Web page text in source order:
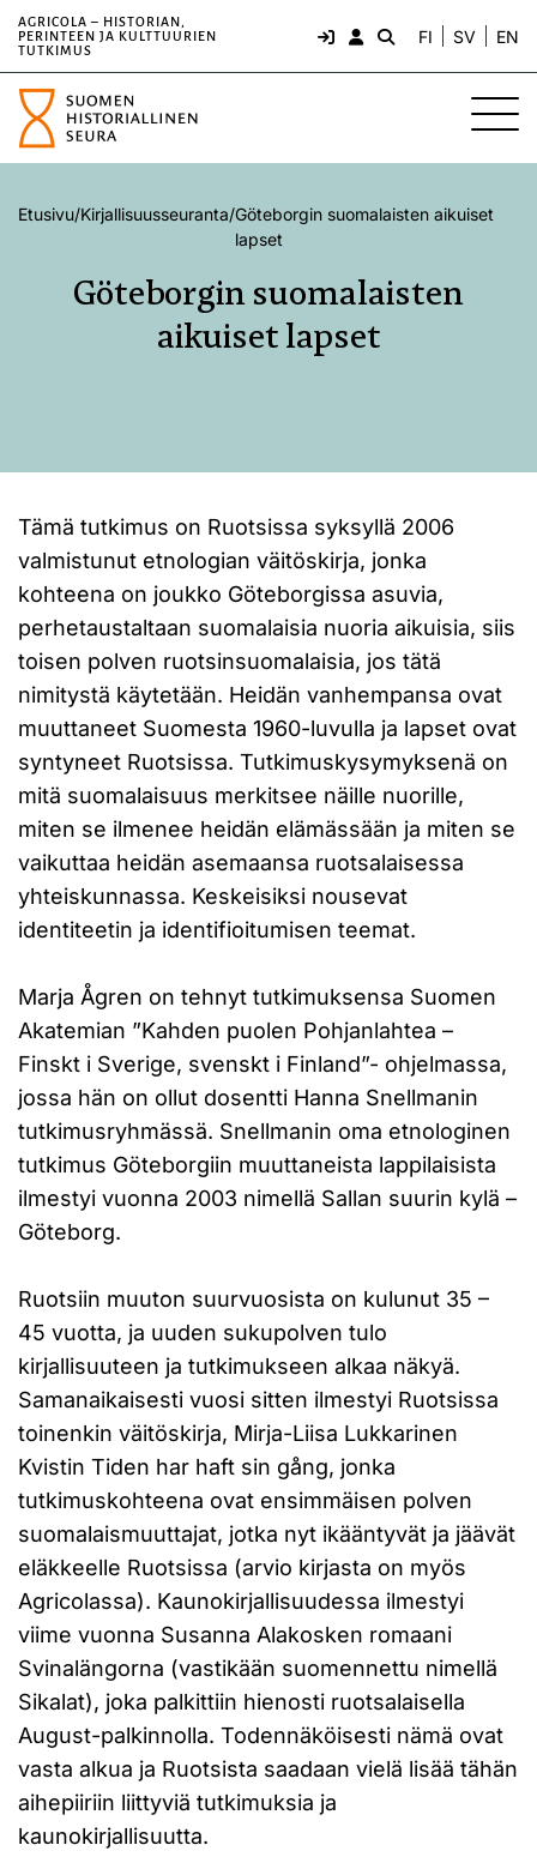
AGRICOLA – HISTORIAN,
PERINTEEN JA KULTTUURIEN
TUTKIMUS
FI SV EN
Etusivu/Kirjallisuusseuranta/Göteborgin suomalaisten aikuiset
lapset
Göteborgin suomalaisten
aikuiset lapset
Tämä tutkimus on Ruotsissa syksyllä 2006
valmistunut etnologian väitöskirja, jonka
kohteena on joukko Göteborgissa asuvia,
perhetaustaltaan suomalaisia nuoria aikuisia, siis
toisen polven ruotsinsuomalaisia, jos tätä
nimitystä käytetään. Heidän vanhempansa ovat
muuttaneet Suomesta 1960-luvulla ja lapset ovat
syntyneet Ruotsissa. Tutkimuskysymyksenä on
mitä suomalaisuus merkitsee näille nuorille,
miten se ilmenee heidän elämässään ja miten se
vaikuttaa heidän asemaansa ruotsalaisessa
yhteiskunnassa. Keskeisiksi nousevat
identiteetin ja identifioitumisen teemat.
Marja Ågren on tehnyt tutkimuksensa Suomen
Akatemian ”Kahden puolen Pohjanlahtea –
Finskt i Sverige, svenskt i Finland”- ohjelmassa,
jossa hän on ollut dosentti Hanna Snellmanin
tutkimusryhmässä. Snellmanin oma etnologinen
tutkimus Göteborgiin muuttaneista lappilaisista
ilmestyi vuonna 2003 nimellä Sallan suurin kylä –
Göteborg.
Ruotsiin muuton suurvuosista on kulunut 35 –
45 vuotta, ja uuden sukupolven tulo
kirjallisuuteen ja tutkimukseen alkaa näkyä.
Samanaikaisesti vuosi sitten ilmestyi Ruotsissa
toinenkin väitöskirja, Mirja-Liisa Lukkarinen
Kvistin Tiden har haft sin gång, jonka
tutkimuskohteena ovat ensimmäisen polven
suomalaismuuttajat, jotka nyt ikääntyvät ja jäävät
eläkkeelle Ruotsissa (arvio kirjasta on myös
Agricolassa). Kaunokirjallisuudessa ilmestyi
viime vuonna Susanna Alakosken romaani
Svinalängorna (vastikään suomennettu nimellä
Sikalat), joka palkittiin hienosti ruotsalaisella
August-palkinnolla. Todennäköisesti nämä ovat
vasta alkua ja Ruotsista saadaan vielä lisää tähän
aihepiiriin liittyviä tutkimuksia ja
kaunokirjallisuutta.